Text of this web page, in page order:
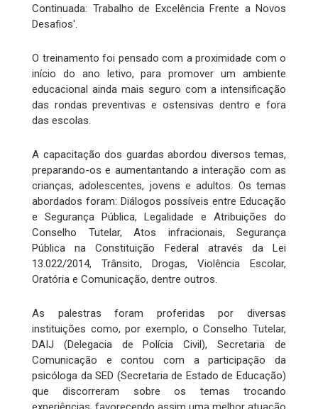
Continuada: Trabalho de Excelência Frente a Novos
Desafios'.
O treinamento foi pensado com a proximidade com o
início do ano letivo, para promover um ambiente
educacional ainda mais seguro com a intensificação
das rondas preventivas e ostensivas dentro e fora
das escolas.
A capacitação dos guardas abordou diversos temas,
preparando-os e aumentantando a interação com as
crianças, adolescentes, jovens e adultos. Os temas
abordados foram: Diálogos possíveis entre Educação
e Segurança Pública, Legalidade e Atribuições do
Conselho Tutelar, Atos infracionais, Segurança
Pública na Constituição Federal através da Lei
13.022/2014, Trânsito, Drogas, Violência Escolar,
Oratória e Comunicação, dentre outros.
As palestras foram proferidas por diversas
instituições como, por exemplo, o Conselho Tutelar,
DAIJ (Delegacia de Polícia Civil), Secretaria de
Comunicação e contou com a participação da
psicóloga da SED (Secretaria de Estado de Educação)
que discorreram sobre os temas trocando